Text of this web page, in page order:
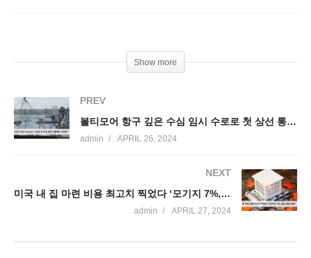
Show more
PREV
볼티모어 항구 깊은 수심 임시 수로로 첫 상선 통과 ‘5월에는 정상화’
admin APRIL 26, 2024
NEXT
미국 내 집 마련 비용 최고치 찍었다 ‘모기지 7%, 집값 상승 겹쳐’
admin APRIL 27, 2024